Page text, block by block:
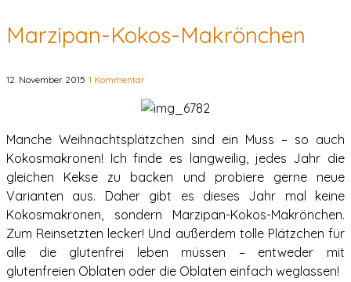
Marzipan-Kokos-Makrönchen
12. November 2015 1 Kommentar
Manche Weihnachtsplätzchen sind ein Muss – so auch
Kokosmakronen! Ich finde es langweilig, jedes Jahr die
gleichen Kekse zu backen und probiere gerne neue
Varianten aus. Daher gibt es dieses Jahr mal keine
Kokosmakronen, sondern Marzipan-Kokos-Makrönchen.
Zum Reinsetzten lecker! Und außerdem tolle Plätzchen für
alle die glutenfrei leben müssen – entweder mit
glutenfreien Oblaten oder die Oblaten einfach weglassen!